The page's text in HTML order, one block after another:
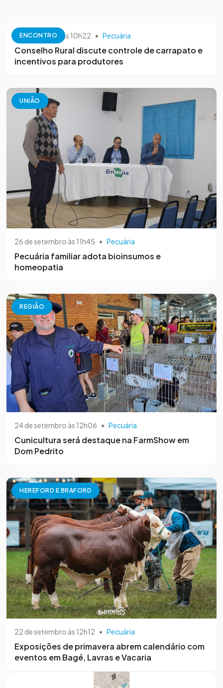
ENCONTRO
10 de outubro às 10h22 • Pecuária
Conselho Rural discute controle de carrapato e
incentivos para produtores
UNIÃO
26 de setembro às 11h45 • Pecuária
Pecuária familiar adota bioinsumos e
homeopatia
REGIÃO
24 de setembro às 12h06 • Pecuária
Cunicultura será destaque na FarmShow em
Dom Pedrito
HEREFORD E BRAFORD
22 de setembro às 12h12 • Pecuária
Exposições de primavera abrem calendário com
eventos em Bagé, Lavras e Vacaria